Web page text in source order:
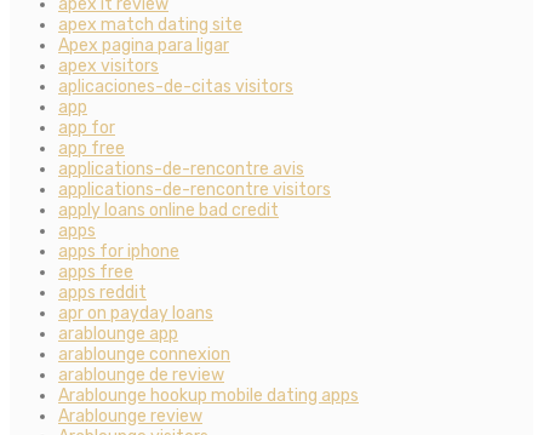
apex match dating site
Apex pagina para ligar
apex visitors
aplicaciones-de-citas visitors
app
app for
app free
applications-de-rencontre avis
applications-de-rencontre visitors
apply loans online bad credit
apps
apps for iphone
apps free
apps reddit
apr on payday loans
arablounge app
arablounge connexion
arablounge de review
Arablounge hookup mobile dating apps
Arablounge review